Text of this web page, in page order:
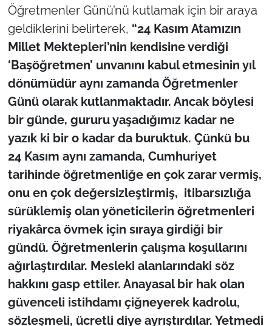
Öğretmenler Günü’nü kutlamak için bir araya
geldiklerini belirterek, “24 Kasım Atamızın
Millet Mektepleri’nin kendisine verdiği
‘Başöğretmen’ unvanını kabul etmesinin yıl
dönümüdür aynı zamanda Öğretmenler
Günü olarak kutlanmaktadır. Ancak böylesi
bir günde, gururu yaşadığımız kadar ne
yazık ki bir o kadar da buruktuk. Çünkü bu
24 Kasım aynı zamanda, Cumhuriyet
tarihinde öğretmenliğe en çok zarar vermiş,
onu en çok değersizleştirmiş, itibarsızlığa
sürüklemiş olan yöneticilerin öğretmenleri
riyakârca övmek için sıraya girdiği bir
gündü. Öğretmenlerin çalışma koşullarını
ağırlaştırdılar. Mesleki alanlarındaki söz
hakkını gasp ettiler. Anayasal bir hak olan
güvenceli istihdamı çiğneyerek kadrolu,
sözleşmeli, ücretli diye ayrıştırdılar. Yetmedi
ÇANAKKALE
TÜRKİYE
Bölge
Güvenlik
Genel
Politika
Flaş Haber
Dış Haberler
Magazin